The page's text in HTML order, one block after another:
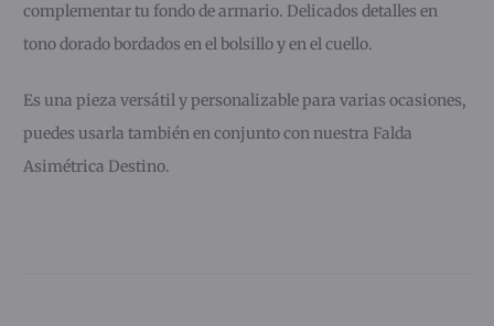
complementar tu fondo de armario. Delicados detalles en
tono dorado bordados en el bolsillo y en el cuello.
Es una pieza versátil y personalizable para varias ocasiones,
puedes usarla también en conjunto con nuestra Falda
Asimétrica Destino.